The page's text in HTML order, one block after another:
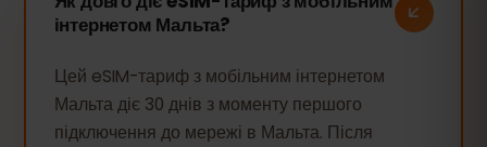
інтернетом Мальта?
Цей eSIM-тариф з мобільним інтернетом
Мальта діє 30 днів з моменту першого
підключення до мережі в Мальта. Після